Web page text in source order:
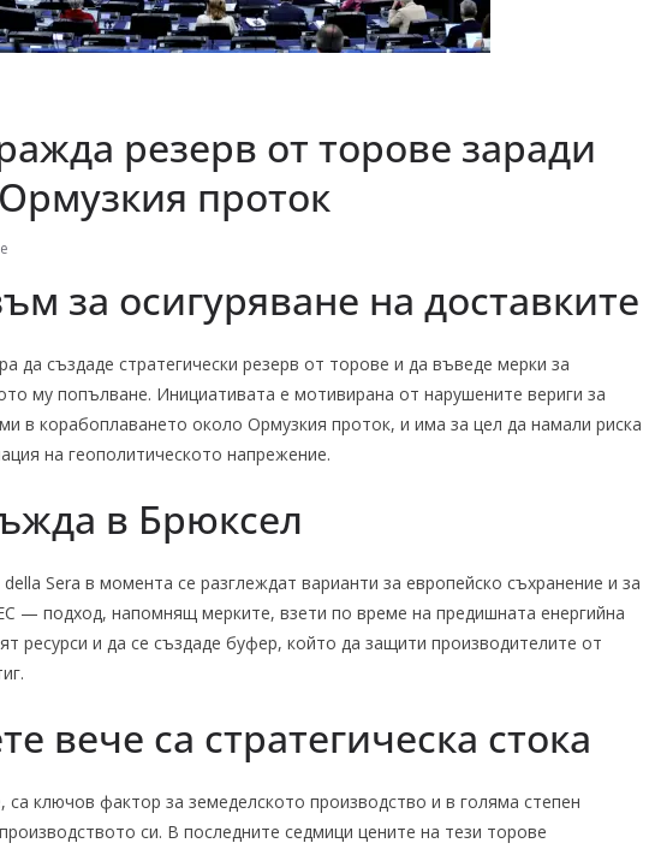
резерв от торове заради
проток
за осигуряване на доставките
да създаде стратегически резерв от торове и да въведе мерки за
му попълване. Инициативата е мотивирана от нарушените вериги за
в корабоплаването около Ормузкия проток, и има за цел да намали риска
на геополитическото напрежение.
в Брюксел
Sera в момента се разглеждат варианти за европейско съхранение и за
— подход, напомнящ мерките, взети по време на предишната енергийна
ресурси и да се създаде буфер, който да защити производителите от
вече са стратегическа стока
ключов фактор за земеделското производство и в голяма степен
си. В последните седмици цените на тези торове